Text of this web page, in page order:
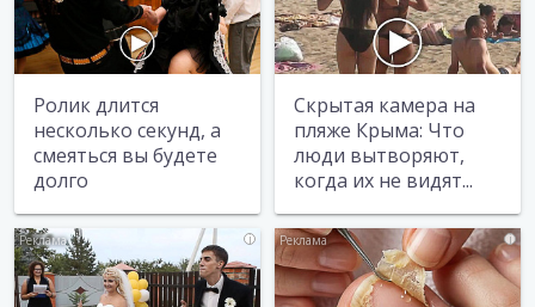
Ролик длится
несколько секунд, а
смеяться вы будете
долго
Скрытая камера на
пляже Крыма: Что
люди вытворяют,
когда их не видят...
i i